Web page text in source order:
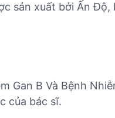
sản xuất bởi Ấn
Gan B Và Bệnh
của bác sĩ.